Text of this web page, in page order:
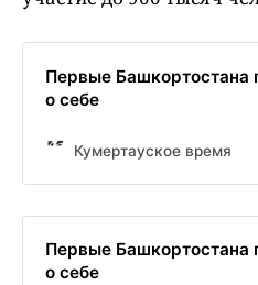
Первые Башкортостана
о себе
Кумертауское время
Первые Башкортостана
о себе